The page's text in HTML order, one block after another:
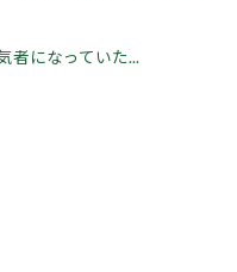
者になっていた...